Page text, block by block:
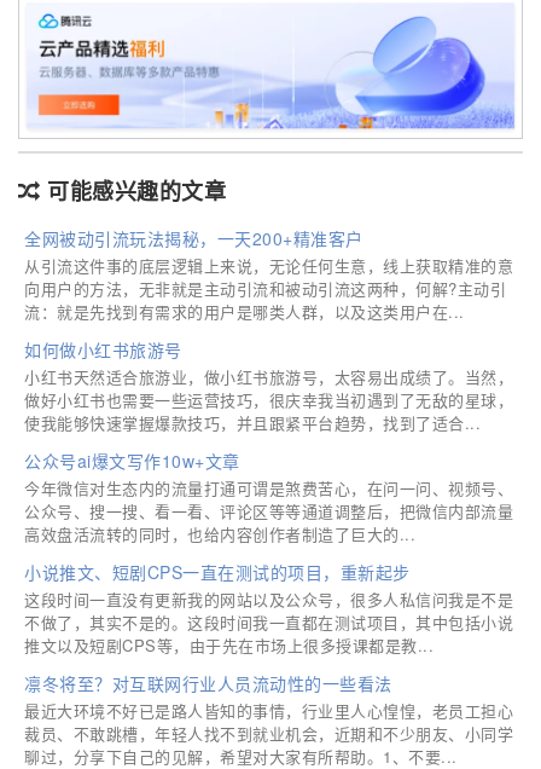
可能感兴趣的文章
全网被动引流玩法揭秘，一天200+精准客户
从引流这件事的底层逻辑上来说，无论任何生意，线上获取精准的意
向用户的方法，无非就是主动引流和被动引流这两种，何解?主动引
流：就是先找到有需求的用户是哪类人群，以及这类用户在...
如何做小红书旅游号
小红书天然适合旅游业，做小红书旅游号，太容易出成绩了。当然，
做好小红书也需要一些运营技巧，很庆幸我当初遇到了无敌的星球，
使我能够快速掌握爆款技巧，并且跟紧平台趋势，找到了适合...
公众号ai爆文写作10w+文章
今年微信对生态内的流量打通可谓是煞费苦心，在问一问、视频号、
公众号、搜一搜、看一看、评论区等等通道调整后，把微信内部流量
高效盘活流转的同时，也给内容创作者制造了巨大的...
小说推文、短剧CPS一直在测试的项目，重新起步
这段时间一直没有更新我的网站以及公众号，很多人私信问我是不是
不做了，其实不是的。这段时间我一直都在测试项目，其中包括小说
推文以及短剧CPS等，由于先在市场上很多授课都是教...
凛冬将至？对互联网行业人员流动性的一些看法
最近大环境不好已是路人皆知的事情，行业里人心惶惶，老员工担心
裁员、不敢跳槽，年轻人找不到就业机会，近期和不少朋友、小同学
聊过，分享下自己的见解，希望对大家有所帮助。1、不要...